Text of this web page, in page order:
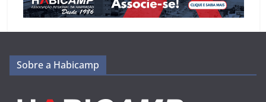
Sobre a Habicamp